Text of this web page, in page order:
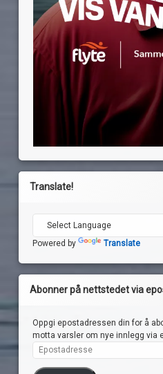
Translate!
Powered by Translate
Abonner på nettstedet via
Oppgi epostadressen din for å
motta varsler om nye innlegg via
Epostadresse